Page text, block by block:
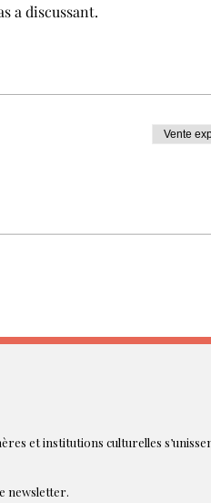
a discussant.
Vente
et institutions culturelles
newsletter.